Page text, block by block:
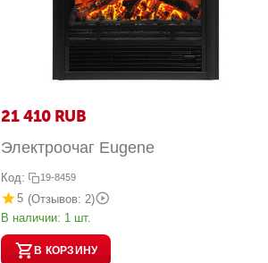
21 410 RUB
Электроочаг Eugene
Код: 19-8459
5 (Отзывов: 2)
В наличии: 1 шт.
В КОРЗИНУ